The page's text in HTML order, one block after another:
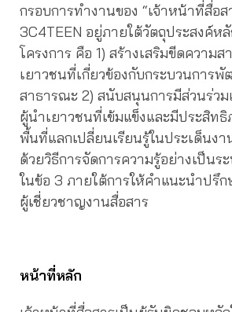
กรอบการทำงานของ “เจ้าหน้าที่สื่อส
3C4TEEN อยู่ภายใต้วัตถุประสงค์ห
โครงการ คือ 1) สร้างเสริมขีดความ
เยาวชนที่เกี่ยวข้องกับกระบวนการ
สาธารณะ 2) สนับสนุนการมีส่วนร่วม
ผู้นำเยาวชนที่เข้มแข็งและมีประสิท
พื้นที่แลกเปลี่ยนเรียนรู้ในประเด็นง
ด้วยวิธีการจัดการความรู้อย่างเป็นร
ในข้อ 3 ภายใต้การให้คำแนะนำปรึ
ผู้เชี่ยวชาญงานสื่อสาร
หน้าที่หลัก